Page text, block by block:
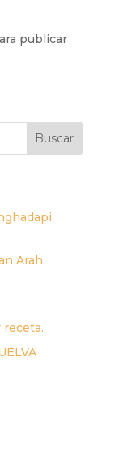
publicar
Buscar
Arah
receta.